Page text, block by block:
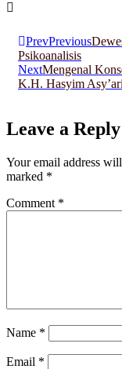
PrevPrevious
Psikoanalisis
NextMengenal
K.H. Hasyim Asy’ari
Leave a Reply
Your email address
marked *
Comment *
Name *
Email *